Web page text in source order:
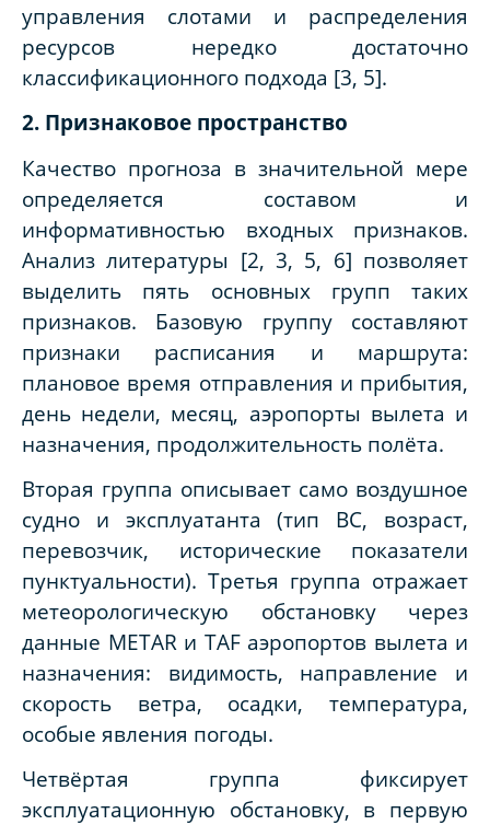
управления слотами и распределения
ресурсов нередко достаточно
классификационного подхода [3, 5].
2. Признаковое пространство
Качество прогноза в значительной мере
определяется составом и
информативностью входных признаков.
Анализ литературы [2, 3, 5, 6] позволяет
выделить пять основных групп таких
признаков. Базовую группу составляют
признаки расписания и маршрута:
плановое время отправления и прибытия,
день недели, месяц, аэропорты вылета и
назначения, продолжительность полёта.
Вторая группа описывает само воздушное
судно и эксплуатанта (тип ВС, возраст,
перевозчик, исторические показатели
пунктуальности). Третья группа отражает
метеорологическую обстановку через
данные METAR и TAF аэропортов вылета и
назначения: видимость, направление и
скорость ветра, осадки, температура,
особые явления погоды.
Четвёртая группа фиксирует
эксплуатационную обстановку, в первую